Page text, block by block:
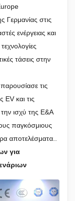
Γερμανίας στις
ενέργειας και
τάσεις στην
τις
EV και τις
την ισχύ της Ε&Α
παγκόσμιους
αποτελέσματα..
για